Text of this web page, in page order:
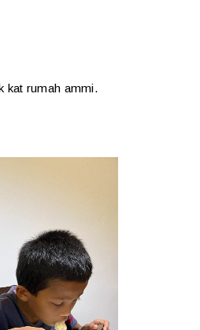
kat rumah ammi.